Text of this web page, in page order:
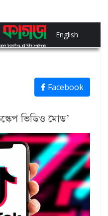
English
Facebook
ভিডিও মোড’